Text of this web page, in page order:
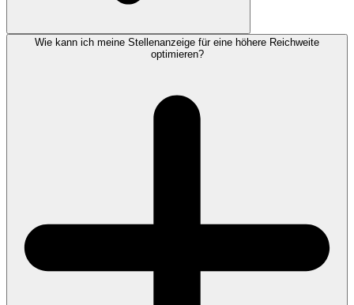
Wie kann ich meine Stellenanzeige für eine höhere Reichweite
optimieren?